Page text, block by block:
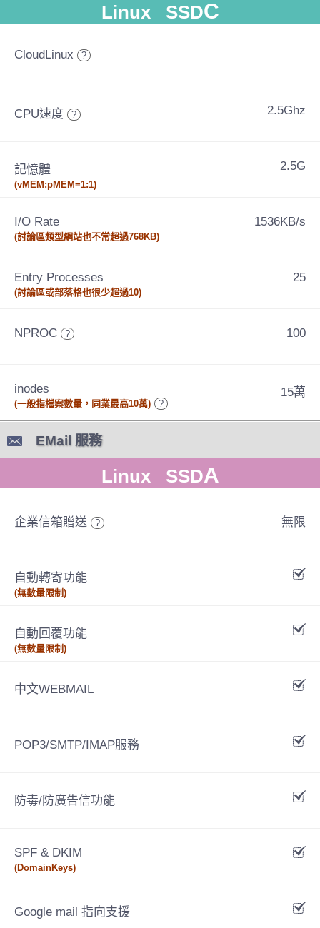
Linux SSDC
CloudLinux ?
CPU速度 ? 2.5Ghz
記憶體
(vMEM:pMEM=1:1)
2.5G
I/O Rate
(討論區類型網站也不常超過768KB)
1536KB/s
Entry Processes
(討論區或部落格也很少超過10)
25
NPROC ? 100
inodes
(一般指檔案數量，同業最高10萬) ?
15萬
EMail 服務
Linux SSDA
企業信箱贈送 ? 無限
自動轉寄功能
(無數量限制)
自動回覆功能
(無數量限制)
中文WEBMAIL
POP3/SMTP/IMAP服務
防毒/防廣告信功能
SPF & DKIM
(DomainKeys)
Google mail 指向支援